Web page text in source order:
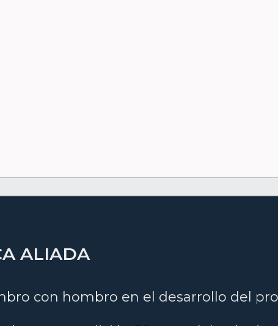
ALIADA
con hombro en el desarrollo del